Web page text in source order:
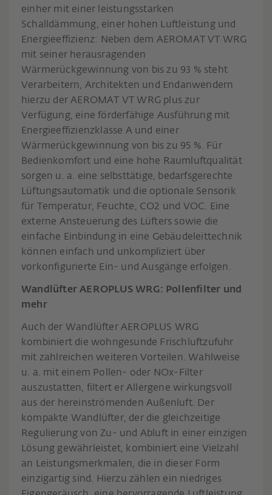
einher mit einer leistungsstarken
Schalldämmung, einer hohen Luftleistung und
Energieeffizienz: Neben dem AEROMAT VT WRG
mit seiner herausragenden
Wärmerückgewinnung von bis zu 93 % steht
Verarbeitern, Architekten und Endanwendern
hierzu der AEROMAT VT WRG plus zur
Verfügung, eine förderfähige Ausführung mit
Energieeffizienzklasse A und einer
Wärmerückgewinnung von bis zu 95 %. Für
Bedienkomfort und eine hohe Raumluftqualität
sorgen u. a. eine selbsttätige, bedarfsgerechte
Lüftungsautomatik und die optionale Sensorik
für Temperatur, Feuchte, CO2 und VOC. Eine
externe Ansteuerung des Lüfters sowie die
einfache Einbindung in eine Gebäudeleittechnik
können einfach und unkompliziert über
vorkonfigurierte Ein- und Ausgänge erfolgen.
Wandlüfter AEROPLUS WRG: Pollenfilter und
mehr
Auch der Wandlüfter AEROPLUS WRG
kombiniert die wohngesunde Frischluftzufuhr
mit zahlreichen weiteren Vorteilen. Wahlweise
u. a. mit einem Pollen- oder NOx-Filter
auszustatten, filtert er Allergene wirkungsvoll
aus der hereinströmenden Außenluft. Der
kompakte Wandlüfter, der die gleichzeitige
Regulierung von Zu- und Abluft in einer einzigen
Lösung gewährleistet, kombiniert eine Vielzahl
an Leistungsmerkmalen, die in dieser Form
einzigartig sind. Hierzu zählen ein niedriges